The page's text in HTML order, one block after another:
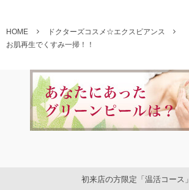
HOME
ドクターズコスメ☆エクスビアンス
お肌再生でくすみ一掃！！
初来店の方限定「温活コース」